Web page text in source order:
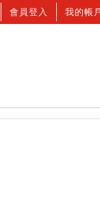
會員登入 我的帳